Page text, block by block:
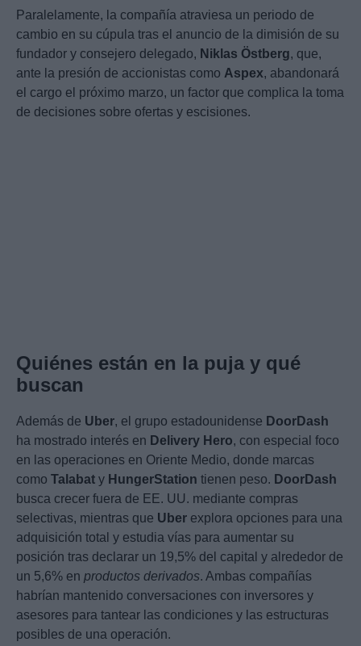
Paralelamente, la compañía atraviesa un periodo de
cambio en su cúpula tras el anuncio de la dimisión de su
fundador y consejero delegado, Niklas Östberg, que,
ante la presión de accionistas como Aspex, abandonará
el cargo el próximo marzo, un factor que complica la toma
de decisiones sobre ofertas y escisiones.
Quiénes están en la puja y qué
buscan
Además de Uber, el grupo estadounidense DoorDash
ha mostrado interés en Delivery Hero, con especial foco
en las operaciones en Oriente Medio, donde marcas
como Talabat y HungerStation tienen peso. DoorDash
busca crecer fuera de EE. UU. mediante compras
selectivas, mientras que Uber explora opciones para una
adquisición total y estudia vías para aumentar su
posición tras declarar un 19,5% del capital y alrededor de
un 5,6% en productos derivados. Ambas compañías
habrían mantenido conversaciones con inversores y
asesores para tantear las condiciones y las estructuras
posibles de una operación.